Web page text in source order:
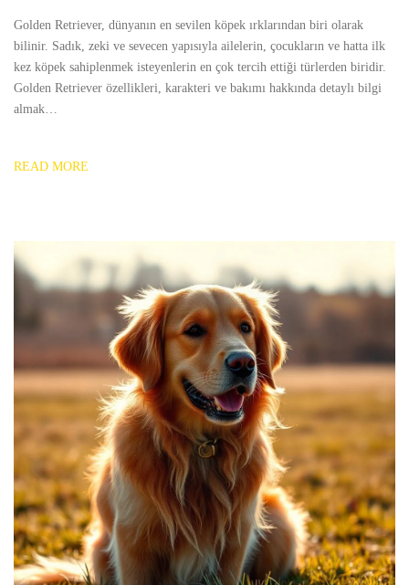
Golden Retriever, dünyanın en sevilen köpek ırklarından biri olarak
bilinir. Sadık, zeki ve sevecen yapısıyla ailelerin, çocukların ve hatta ilk
kez köpek sahiplenmek isteyenlerin en çok tercih ettiği türlerden biridir.
Golden Retriever özellikleri, karakteri ve bakımı hakkında detaylı bilgi
almak…
READ MORE